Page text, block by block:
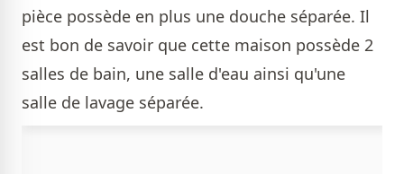
pièce possède en plus une douche séparée. Il
est bon de savoir que cette maison possède 2
salles de bain, une salle d'eau ainsi qu'une
salle de lavage séparée.